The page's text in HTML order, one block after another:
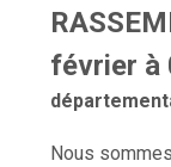
février à
Nous